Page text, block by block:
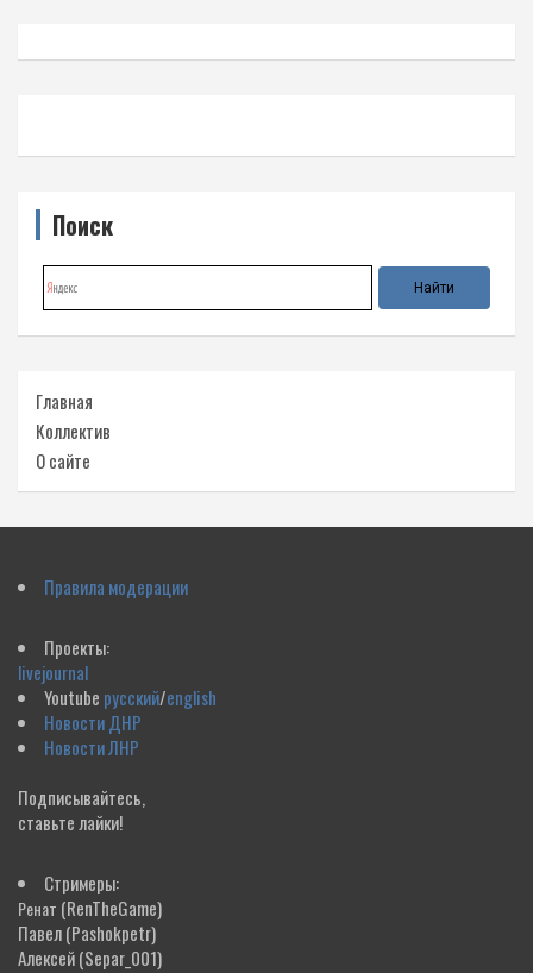
Поиск
Главная
Коллектив
О сайте
Правила модерации
Проекты:
livejournal
Youtube русский/english
Новости ДНР
Новости ЛНР
Подписывайтесь,
ставьте лайки!
Стримеры:
Ренат (RenTheGame)
Павел(Pashokpetr)
Алексей(Separ_001)